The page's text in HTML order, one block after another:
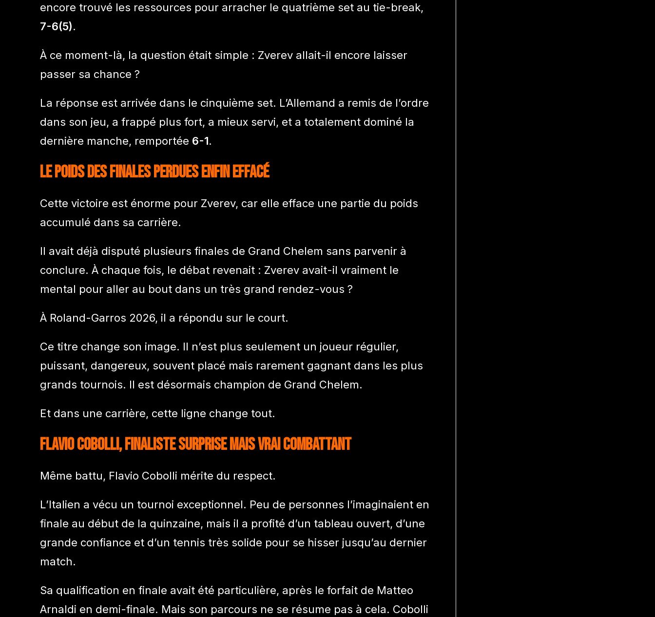
encore trouvé les ressources pour arracher le quatrième set au tie-break,
7-6(5).
À ce moment-là, la question était simple : Zverev allait-il encore laisser
passer sa chance ?
La réponse est arrivée dans le cinquième set. L’Allemand a remis de l’ordre
dans son jeu, a frappé plus fort, a mieux servi, et a totalement dominé la
dernière manche, remportée 6-1.
Le poids des finales perdues enfin effacé
Cette victoire est énorme pour Zverev, car elle efface une partie du poids
accumulé dans sa carrière.
Il avait déjà disputé plusieurs finales de Grand Chelem sans parvenir à
conclure. À chaque fois, le débat revenait : Zverev avait-il vraiment le
mental pour aller au bout dans un très grand rendez-vous ?
À Roland-Garros 2026, il a répondu sur le court.
Ce titre change son image. Il n’est plus seulement un joueur régulier,
puissant, dangereux, souvent placé mais rarement gagnant dans les plus
grands tournois. Il est désormais champion de Grand Chelem.
Et dans une carrière, cette ligne change tout.
Flavio Cobolli, finaliste surprise mais vrai combattant
Même battu, Flavio Cobolli mérite du respect.
L’Italien a vécu un tournoi exceptionnel. Peu de personnes l’imaginaient en
finale au début de la quinzaine, mais il a profité d’un tableau ouvert, d’une
grande confiance et d’un tennis très solide pour se hisser jusqu’au dernier
match.
Sa qualification en finale avait été particulière, après le forfait de Matteo
Arnaldi en demi-finale. Mais son parcours ne se résume pas à cela. Cobolli